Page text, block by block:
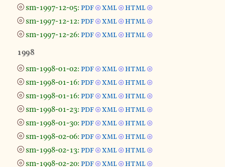
⦾ sm-1997-12-05: pdf ⦾ xml ⦾ html ⦾
⦾ sm-1997-12-12: pdf ⦾ xml ⦾ html ⦾
⦾ sm-1997-12-26: pdf ⦾ xml ⦾ html ⦾
1998
⦾ sm-1998-01-02: pdf ⦾ xml ⦾ html ⦾
⦾ sm-1998-01-16: pdf ⦾ xml ⦾ html ⦾
⦾ sm-1998-01-16: pdf ⦾ xml ⦾ html ⦾
⦾ sm-1998-01-23: pdf ⦾ xml ⦾ html ⦾
⦾ sm-1998-01-30: pdf ⦾ xml ⦾ html ⦾
⦾ sm-1998-02-06: pdf ⦾ xml ⦾ html ⦾
⦾ sm-1998-02-13: pdf ⦾ xml ⦾ html ⦾
⦾ sm-1998-02-20: pdf ⦾ xml ⦾ html ⦾